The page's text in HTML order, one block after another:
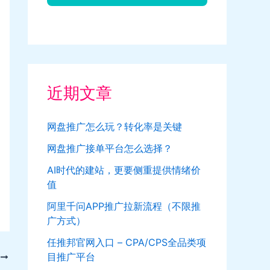
近期文章
网盘推广怎么玩？转化率是关键
网盘推广接单平台怎么选择？
AI时代的建站，更要侧重提供情绪价
值
阿里千问APP推广拉新流程（不限推
广方式）
任推邦官网入口 – CPA/CPS全品类项
目推广平台